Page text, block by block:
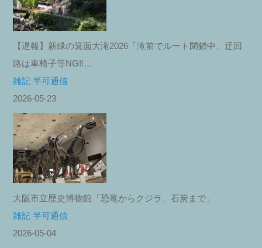
【遅報】新緑の箕面大滝2026「滝前でルート閉鎖中、迂回
路は車椅子等NG‼︎…
雑記 半可通信
2026-05-23
大阪市立歴史博物館「恐竜からクジラ、石炭まで」
雑記 半可通信
2026-05-04